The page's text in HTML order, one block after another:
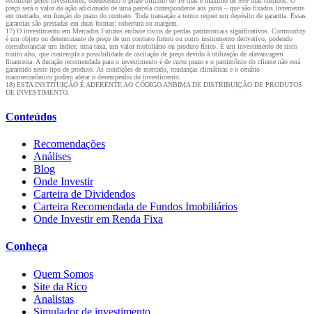
preço será o valor da ação adicionado de uma parcela correspondente aos juros – que são fixados livremente
em mercado, em função do prazo do contrato. Toda transação a termo requer um depósito de garantia. Essas
garantias são prestadas em duas formas: cobertura ou margem.
17) O investimento em Mercados Futuros embute riscos de perdas patrimoniais significativos. Commodity
é um objeto ou determinante de preço de um contrato futuro ou outro instrumento derivativo, podendo
consubstanciar um índice, uma taxa, um valor mobiliário ou produto físico. É um investimento de risco
muito alto, que contempla a possibilidade de oscilação de preço devido à utilização de alavancagem
financeira. A duração recomendada para o investimento é de curto prazo e o patrimônio do cliente não está
garantido neste tipo de produto. As condições de mercado, mudanças climáticas e o cenário
macroeconômico podem afetar o desempenho do investimento.
18) ESTA INSTITUIÇÃO É ADERENTE AO CÓDIGO ANBIMA DE DISTRIBUIÇÃO DE PRODUTOS
DE INVESTIMENTO.
Conteúdos
Recomendações
Análises
Blog
Onde Investir
Carteira de Dividendos
Carteira Recomendada de Fundos Imobiliários
Onde Investir em Renda Fixa
Conheça
Quem Somos
Site da Rico
Analistas
Simulador de investimento